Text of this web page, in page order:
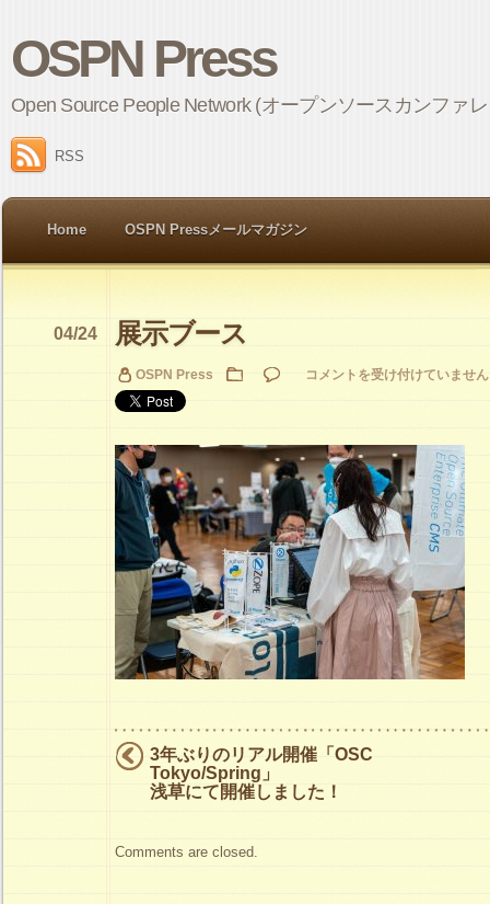
OSPN Press
Open Source People Network (オープンソースカンファ
RSS
Home OSPN Pressメールマガジン
展示ブース
04/24
OSPN Press 展
ー
ス
は
コメントを受け付けていません
3年ぶりのリアル開催「OSC
Tokyo/Spring」
浅草にて開催しました！
Comments are closed.